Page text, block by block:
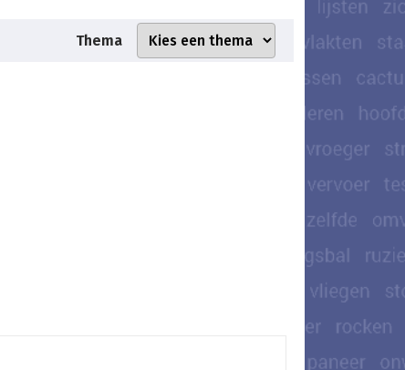
Thema